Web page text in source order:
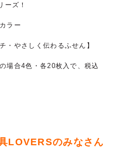
ーズ！
ラー
・やさしく伝わるふせん】
場合4色・各20枚入で、税込
LOVERSのみなさん